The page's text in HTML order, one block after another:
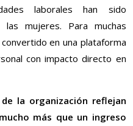
laborales han sido
las mujeres. Para muchas
en una plataforma
con impacto directo en
la organización reflejan
más que un ingreso